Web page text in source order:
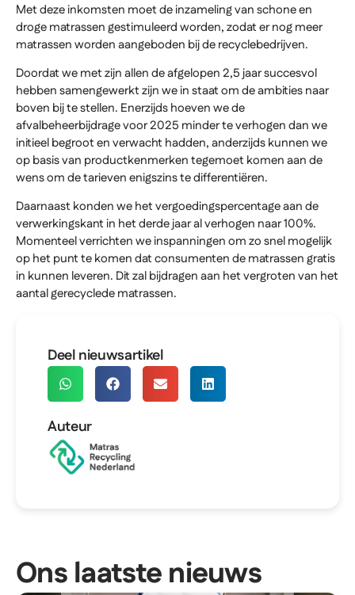
Met deze inkomsten moet de inzameling van schone en
droge matrassen gestimuleerd worden, zodat er nog meer
matrassen worden aangeboden bij de recyclebedrijven.
Doordat we met zijn allen de afgelopen 2,5 jaar succesvol
hebben samengewerkt zijn we in staat om de ambities naar
boven bij te stellen. Enerzijds hoeven we de
afvalbeheerbijdrage voor 2025 minder te verhogen dan we
initieel begroot en verwacht hadden, anderzijds kunnen we
op basis van productkenmerken tegemoet komen aan de
wens om de tarieven enigszins te differentiëren.
Daarnaast konden we het vergoedingspercentage aan de
verwerkingskant in het derde jaar al verhogen naar 100%.
Momenteel verrichten we inspanningen om zo snel mogelijk
op het punt te komen dat consumenten de matrassen gratis
in kunnen leveren. Dit zal bijdragen aan het vergroten van het
aantal gerecyclede matrassen.
Deel nieuwsartikel
Auteur
Ons laatste nieuws